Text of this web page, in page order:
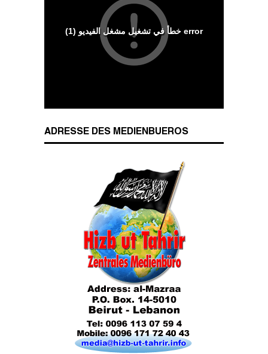
ADRESSE DES MEDIENBUEROS
Das Kalifat